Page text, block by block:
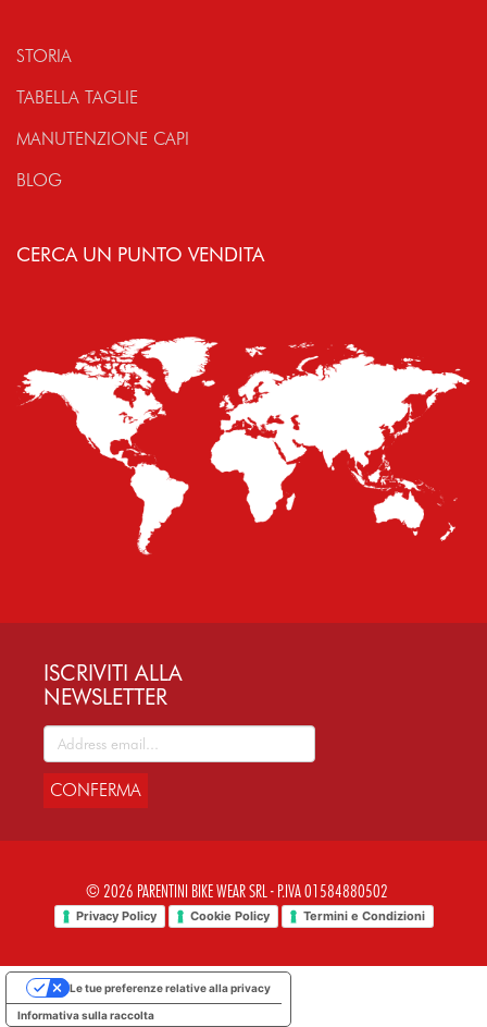
STORIA
TABELLA TAGLIE
MANUTENZIONE CAPI
BLOG
CERCA UN PUNTO VENDITA
ISCRIVITI ALLA
NEWSLETTER
CONFERMA
© 2026 PARENTINI BIKE WEAR SRL - P.IVA 01584880502
Privacy Policy Cookie Policy Termini e Condizioni
Informativa sulla raccolta
Le tue preferenze relative alla privacy